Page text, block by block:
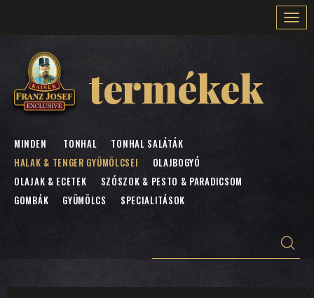
termékek
MINDEN TONHAL
TONHAL SALÁTÁK
HALAK & TENGER GYÜMÖLCSEI
OLAJBOGYÓ
OLAJAK & ECETEK
SZÓSZOK & PESTO & PARADICSOM
GOMBÁK
GYÜMÖLCS SPECIALITÁSOK